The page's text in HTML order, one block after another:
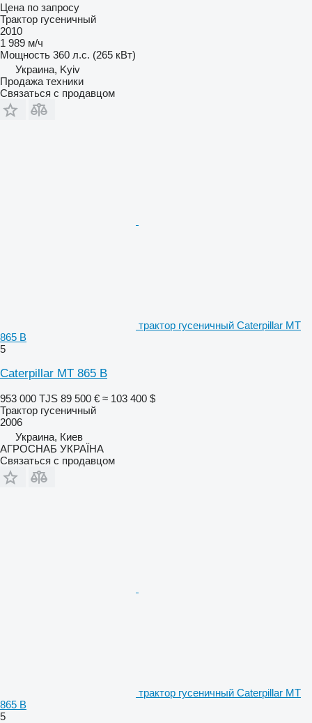
Цена по запросу
Трактор гусеничный
2010
1 989 м/ч
Мощность 360 л.с. (265 кВт)
Украина, Kyiv
Продажа техники
Связаться с продавцом
трактор гусеничный Caterpillar MT
865 B
5
Caterpillar MT 865 B
953 000 TJS 89 500 € ≈ 103 400 $
Трактор гусеничный
2006
Украина, Киев
АГРОСНАБ УКРАЇНА
Связаться с продавцом
трактор гусеничный Caterpillar MT
865 B
5